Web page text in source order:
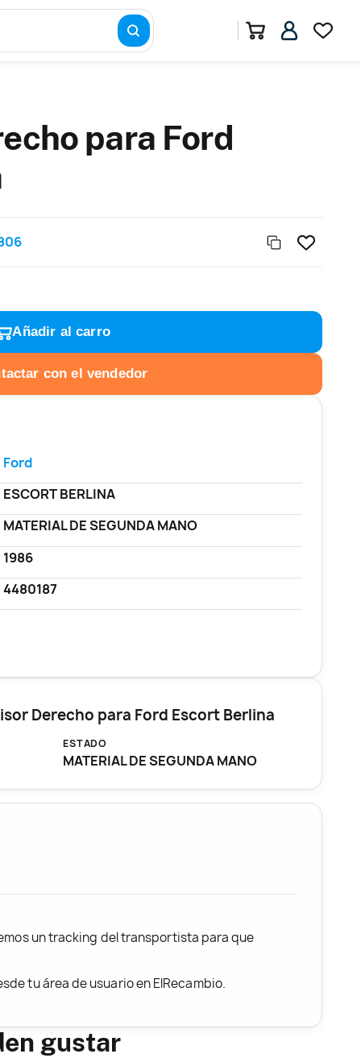
para Ford
Añadir al carro
con el vendedor
Ford
ESCORT BERLINA
MATERIAL DE SEGUNDA MANO
1986
4480187
Derecho para Ford Escort Berlina
ESTADO
MATERIAL DE SEGUNDA MANO
un tracking del transportista para que
tu área de usuario en ElRecambio.
gustar